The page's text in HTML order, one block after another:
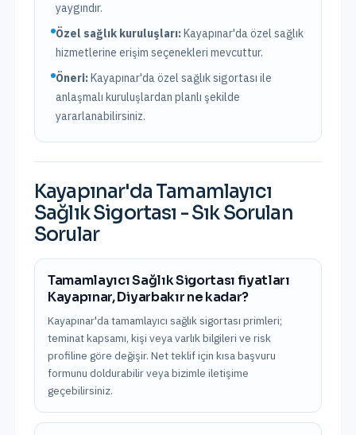
yaygındır.
Özel sağlık kuruluşları:Kayapınar'daözel sağlık
hizmetlerine erişim seçenekleri mevcuttur.
Öneri:Kayapınar'da özel sağlık sigortası ile
anlaşmalı kuruluşlardan planlı şekilde
yararlanabilirsiniz.
Kayapınar'da Tamamlayıcı
Sağlık Sigortası - Sık Sorulan
Sorular
Tamamlayıcı Sağlık Sigortası fiyatları
Kayapınar, Diyarbakır ne kadar?
Kayapınar'da tamamlayıcı sağlık sigortası primleri;
teminat kapsamı, kişi veya varlık bilgileri ve risk
profiline göre değişir. Net teklif için kısa başvuru
formunu doldurabilir veya bizimle iletişime
geçebilirsiniz.